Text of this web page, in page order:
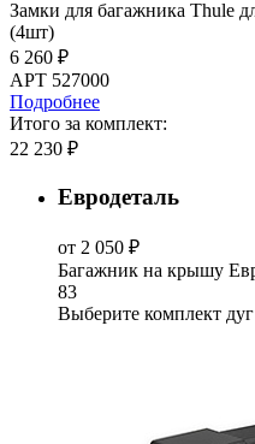
Замки для багажника Thule
(4шт)
6 260 ₽
АРТ 527000
Подробнее
Итого за комплект:
22 230 ₽
Евродеталь
от 2 050 ₽
Багажник на крышу
83
Выберите комплект дуг